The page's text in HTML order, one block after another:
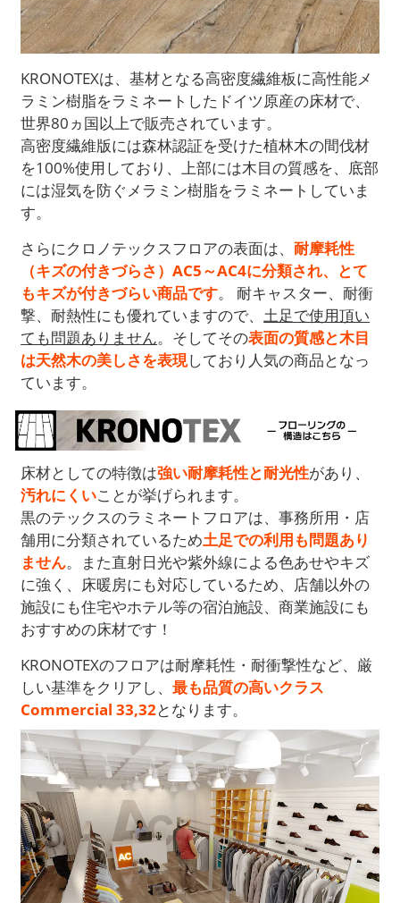
KRONOTEXは、基材となる高密度繊維板に高性能メ
ラミン樹脂をラミネートしたドイツ原産の床材で、
世界80ヵ国以上で販売されています。
高密度繊維版には森林認証を受けた植林木の間伐材
を100%使用しており、上部には木目の質感を、底部
には湿気を防ぐメラミン樹脂をラミネートしていま
す。
さらにクロノテックスフロアの表面は、耐摩耗性
（キズの付きづらさ）AC5～AC4に分類され、とて
もキズが付きづらい商品です。 耐キャスター、耐衝
撃、耐熱性にも優れていますので、土足で使用頂い
ても問題ありません。そしてその表面の質感と木目
は天然木の美しさを表現しており人気の商品となっ
ています。
床材としての特徴は強い耐摩耗性と耐光性があり、
汚れにくいことが挙げられます。
黒のテックスのラミネートフロアは、事務所用・店
舗用に分類されているため土足での利用も問題あり
ません。また直射日光や紫外線による色あせやキズ
に強く、床暖房にも対応しているため、店舗以外の
施設にも住宅やホテル等の宿泊施設、商業施設にも
おすすめの床材です！
KRONOTEXのフロアは耐摩耗性・耐衝撃性など、厳
しい基準をクリアし、最も品質の高いクラス
Commercial 33,32となります。